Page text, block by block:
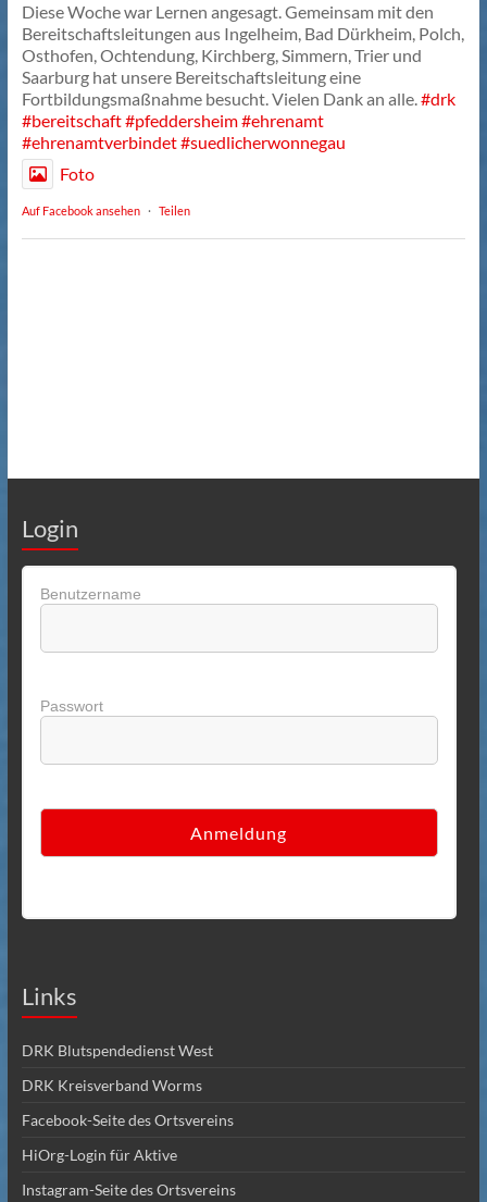
Diese Woche war Lernen angesagt. Gemeinsam mit den
Bereitschaftsleitungen aus Ingelheim, Bad Dürkheim, Polch,
Osthofen, Ochtendung, Kirchberg, Simmern, Trier und
Saarburg hat unsere Bereitschaftsleitung eine
Fortbildungsmaßnahme besucht. Vielen Dank an alle.#drk
#bereitschaft#pfeddersheim#ehrenamt
#ehrenamtverbindet#suedlicherwonnegau
Foto
Auf Facebook ansehen · Teilen
Login
Benutzername
Passwort
Links
DRK Blutspendedienst West
DRK Kreisverband Worms
Facebook-Seite des Ortsvereins
HiOrg-Login für Aktive
Instagram-Seite des Ortsvereins